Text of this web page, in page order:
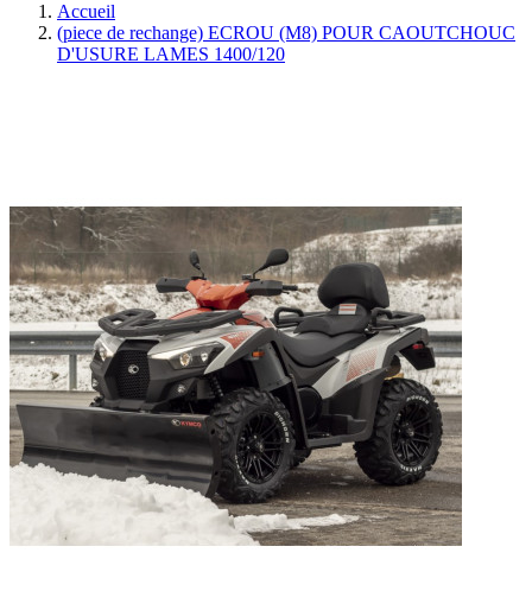
Accueil
(piece de rechange) ECROU (M8) POUR CAOUTCHOUC
D'USURE LAMES 1400/120